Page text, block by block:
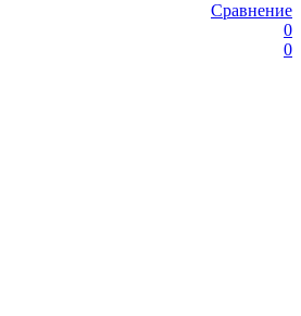
Сравнение
0
0